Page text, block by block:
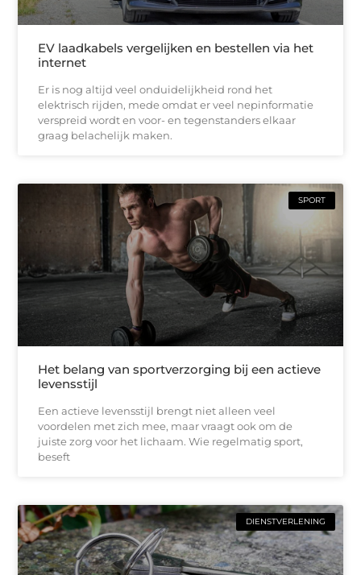
EV laadkabels vergelijken en bestellen via het
internet
Er is nog altijd veel onduidelijkheid rond het
elektrisch rijden, mede omdat er veel nepinformatie
verspreid wordt en voor- en tegenstanders elkaar
graag belachelijk maken.
SPORT
Het belang van sportverzorging bij een actieve
levensstijl
Een actieve levensstijl brengt niet alleen veel
voordelen met zich mee, maar vraagt ook om de
juiste zorg voor het lichaam. Wie regelmatig sport,
beseft
DIENSTVERLENING